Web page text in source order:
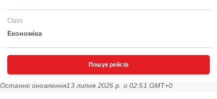
Class
Економіка
Пошук рейсів
Останнє оновлення13 липня 2026 р. о 02:51 GMT+0